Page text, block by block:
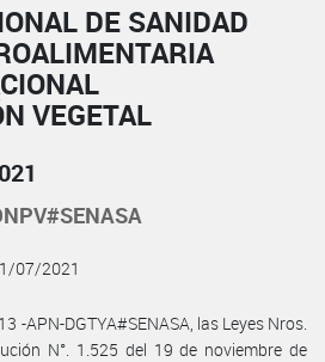
DE SANIDAD
VEGETAL
07/2021
-APN-DGTYA#SENASA, las Leyes Nros.
N°. 1.525 del 19 de noviembre de